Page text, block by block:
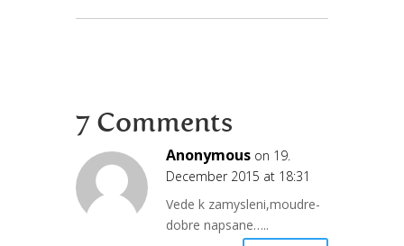
7 Comments
Anonymous on 19.
December 2015 at 18:31
Vede k zamysleni,moudre-
dobre napsane…..